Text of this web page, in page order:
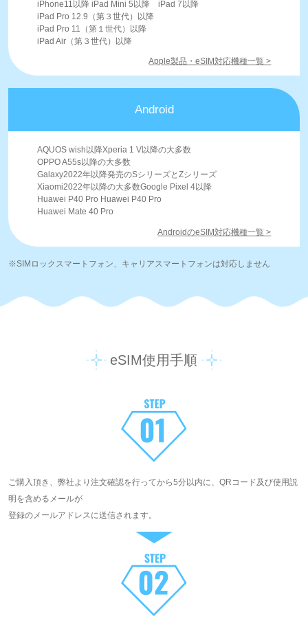
iPhone11以降 iPad Mini 5以降 iPad 7以降
iPad Pro 12.9（第３世代）以降
iPad Pro 11（第１世代）以降
iPad Air（第３世代）以降
Apple製品・eSIM対応機種一覧 >
Android
AQUOS wish以降Xperia 1 V以降の大多数
OPPO A55s以降の大多数
Galaxy2022年以降発売のSシリーズとZシリーズ
Xiaomi2022年以降の大多数Google Pixel 4以降
Huawei P40 Pro Huawei P40 Pro
Huawei Mate 40 Pro
AndroidのeSIM対応機種一覧 >
※SIMロックスマートフォン、キャリアスマートフォンは対応しません
eSIM使用手順
ご購入頂き、弊社より注文確認を行ってから5分以内に、QRコード及び使用説
明を含めるメールが
登録のメールアドレスに送信されます。